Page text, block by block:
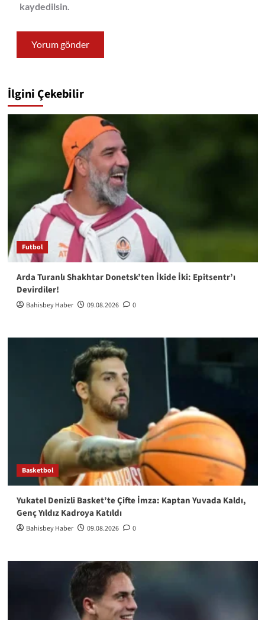
kaydedilsin.
İlgini Çekebilir
Futbol
Arda Turanlı Shakhtar Donetsk’ten İkide İki: Epitsentr’ı
Devirdiler!
Bahisbey Haber 09.08.2026 0
Basketbol
Yukatel Denizli Basket’te Çifte İmza: Kaptan Yuvada Kaldı,
Genç Yıldız Kadroya Katıldı
Bahisbey Haber 09.08.2026 0